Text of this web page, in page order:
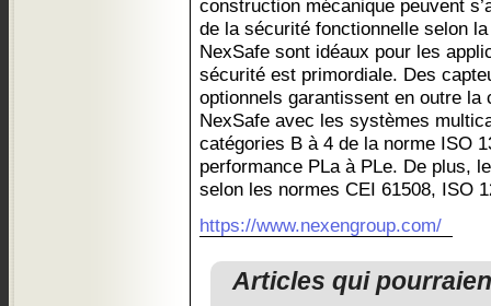
construction mécanique peuvent
de la sécurité fonctionnelle selon
NexSafe sont idéaux pour les
sécurité est primordiale. Des
optionnels garantissent en outre la
NexSafe avec les systèmes
catégories B à 4 de la norme ISO
performance PLa à PLe. De plus,
selon les normes CEI 61508, ISO
https://www.nexengroup.com/
Articles qui